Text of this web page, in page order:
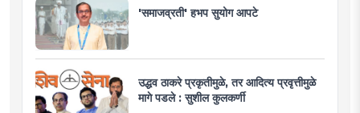
'समाजव्रती' हभप सुयोग आपटे
उद्धव ठाकरे प्रकृतीमुळे, तर आदित्य प्रवृत्तीमुळे
मागे पडले : सुशील कुलकर्णी